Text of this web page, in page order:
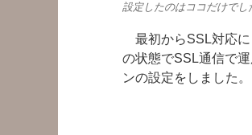
設定したのはココだけでし
最初からSSL対応に
の状態でSSL通信で
ンの設定をしました。